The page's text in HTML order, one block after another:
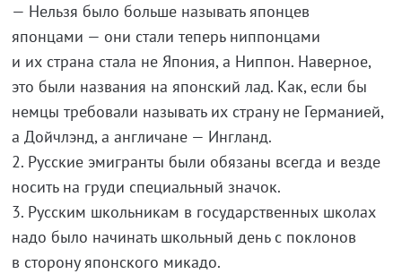
— Нельзя было больше называть японцев
японцами — они стали теперь ниппонцами
и их страна стала не Япония, а Ниппон. Наверное,
это были названия на японский лад. Как, если бы
немцы требовали называть их страну не Германией,
а Дойчлэнд, а англичане — Ингланд.
2. Русские эмигранты были обязаны всегда и везде
носить на груди специальный значок.
3. Русским школьникам в государственных школах
надо было начинать школьный день с поклонов
в сторону японского микадо.